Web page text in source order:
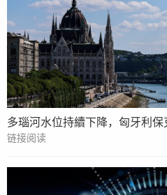
多瑙河水位持續下降，匈牙利
链接阅读